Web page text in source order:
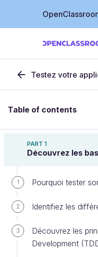
Testez votre
Table of contents
PART 1
Découvrez les
1 Pourquoi tester
2 Identifiez les
3
Découvrez les
Development